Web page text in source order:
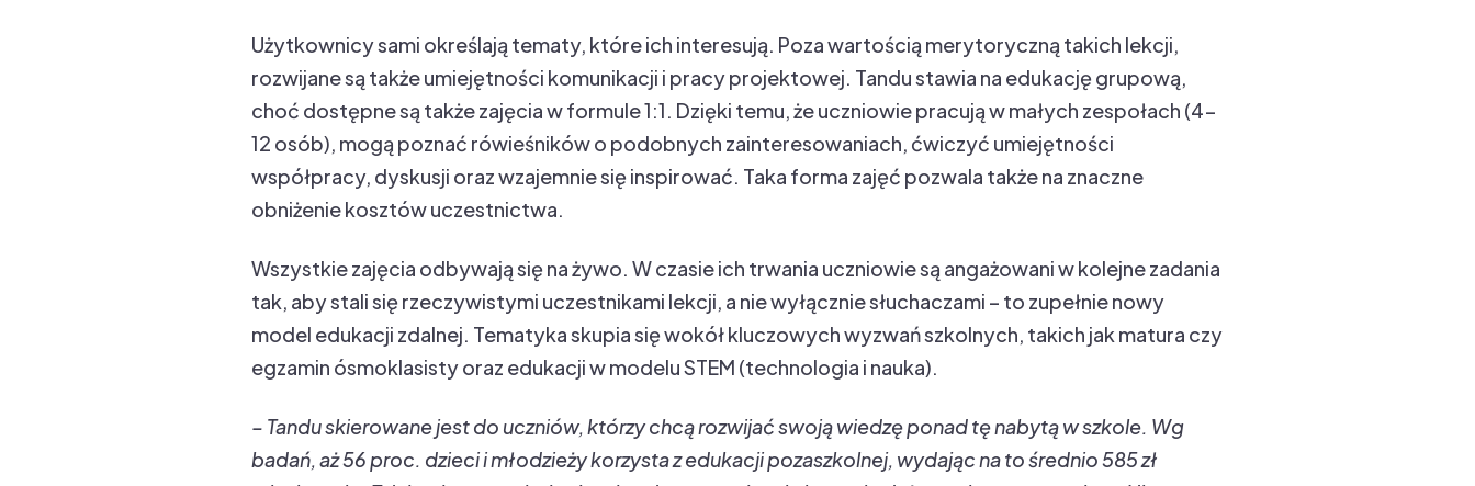
Użytkownicy sami określają tematy, które ich interesują. Poza wartością merytoryczną takich lekcji,
rozwijane są także umiejętności komunikacji i pracy projektowej. Tandu stawia na edukację grupową,
choć dostępne są także zajęcia w formule 1:1. Dzięki temu, że uczniowie pracują w małych zespołach (4-
12 osób), mogą poznać rówieśników o podobnych zainteresowaniach, ćwiczyć umiejętności
współpracy, dyskusji oraz wzajemnie się inspirować. Taka forma zajęć pozwala także na znaczne
obniżenie kosztów uczestnictwa.
Wszystkie zajęcia odbywają się na żywo. W czasie ich trwania uczniowie są angażowani w kolejne zadania
tak, aby stali się rzeczywistymi uczestnikami lekcji, a nie wyłącznie słuchaczami – to zupełnie nowy
model edukacji zdalnej. Tematyka skupia się wokół kluczowych wyzwań szkolnych, takich jak matura czy
egzamin ósmoklasisty oraz edukacji w modelu STEM (technologia i nauka).
– Tandu skierowane jest do uczniów, którzy chcą rozwijać swoją wiedzę ponad tę nabytą w szkole. Wg
badań, aż 56 proc. dzieci i młodzieży korzysta z edukacji pozaszkolnej, wydając na to średnio 585 zł